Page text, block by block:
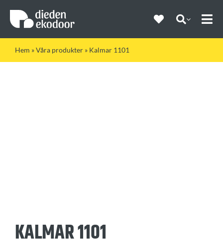
innehållet
Hem »Våra produkter » Kalmar 1101
KALMAR 1101